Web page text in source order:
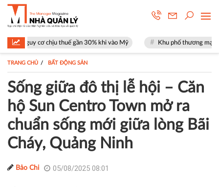
chịu thuế gần 30% khi vào Mỹ Khu phố thương mại SOHO tại The
TRANG CHỦ BẤT ĐỘNG SẢN
Sống giữa đô thị lễ hội – Căn
hộ Sun Centro Town mở ra
chuẩn sống mới giữa lòng Bãi
Cháy, Quảng Ninh
Bảo Chi 05/08/2025 08:01